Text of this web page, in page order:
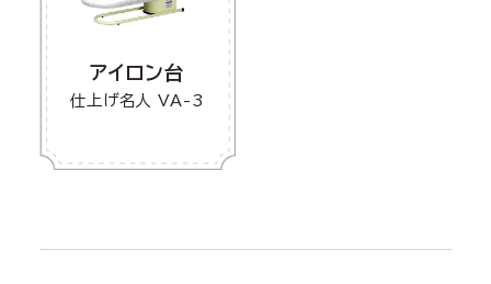
アイロン台
仕上げ名人 VA-3